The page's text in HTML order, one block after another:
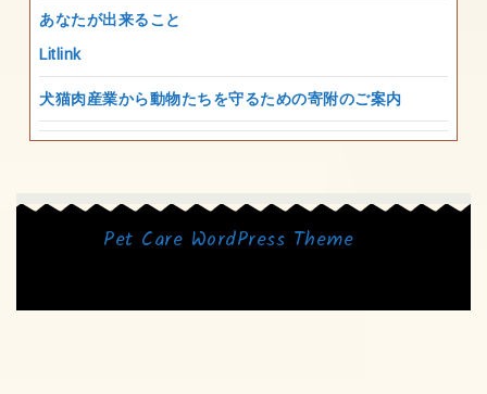
あなたが出来ること
Litlink
犬猫肉産業から動物たちを守るための寄附のご案内
Pet Care WordPress Theme